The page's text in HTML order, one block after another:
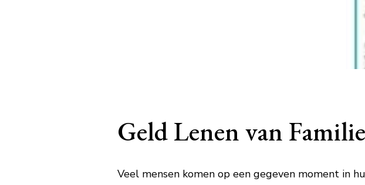
Geld Lenen van
Veel mensen komen op een gegeven moment in